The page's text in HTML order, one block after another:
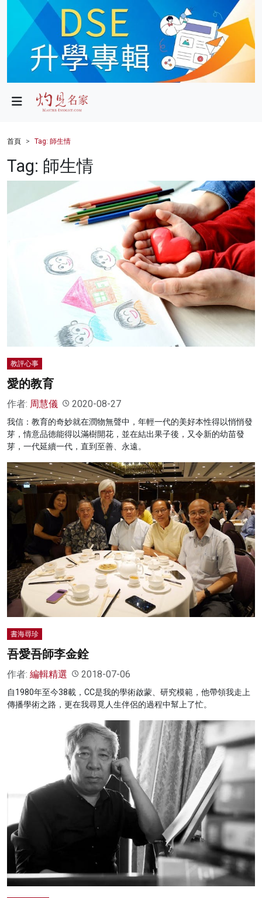
政局
財經
健康
商業
關於我們
首頁 Tag: 師生情
Tag: 師生情
教評心事
愛的教育
作者: 周慧儀 2020-08-27
我信：教育的奇妙就在潤物無聲中，年輕一代的美好本性得以悄悄發
芽，情意品德能得以滿樹開花，並在結出果子後，又令新的幼苗發
芽，一代延續一代，直到至善、永遠。
書海尋珍
吾愛吾師李金銓
作者: 編輯精選 2018-07-06
自1980年至今38載，CC是我的學術啟蒙、研究模範，他帶領我走上
傳播學術之路，更在我尋覓人生伴侶的過程中幫上了忙。